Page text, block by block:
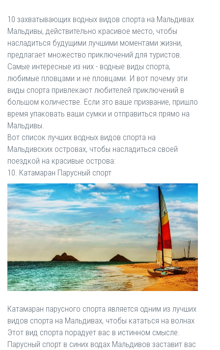
10 захватывающих водных видов спорта на Мальдивах
Мальдивы, действительно красивое место, чтобы
насладиться будущими лучшими моментами жизни,
предлагает множество приключений для туристов.
Самые интересные из них - водные виды спорта,
любимые пловцами и не пловцами. И вот почему эти
виды спорта привлекают любителей приключений в
большом количестве. Если это ваше призвание, пришло
время упаковать ваши сумки и отправиться прямо на
Мальдивы.
Вот список лучших водных видов спорта на
Мальдивских островах, чтобы насладиться своей
поездкой на красивые острова:
10. Катамаран Парусный спорт
Катамаран парусного спорта является одним из лучших
видов спорта на Мальдивах, чтобы кататься на волнах
Этот вид спорта порадует вас в истинном смысле.
Парусный спорт в синих водах Мальдивов заставит вас